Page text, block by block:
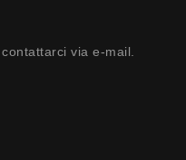
via e-mail.